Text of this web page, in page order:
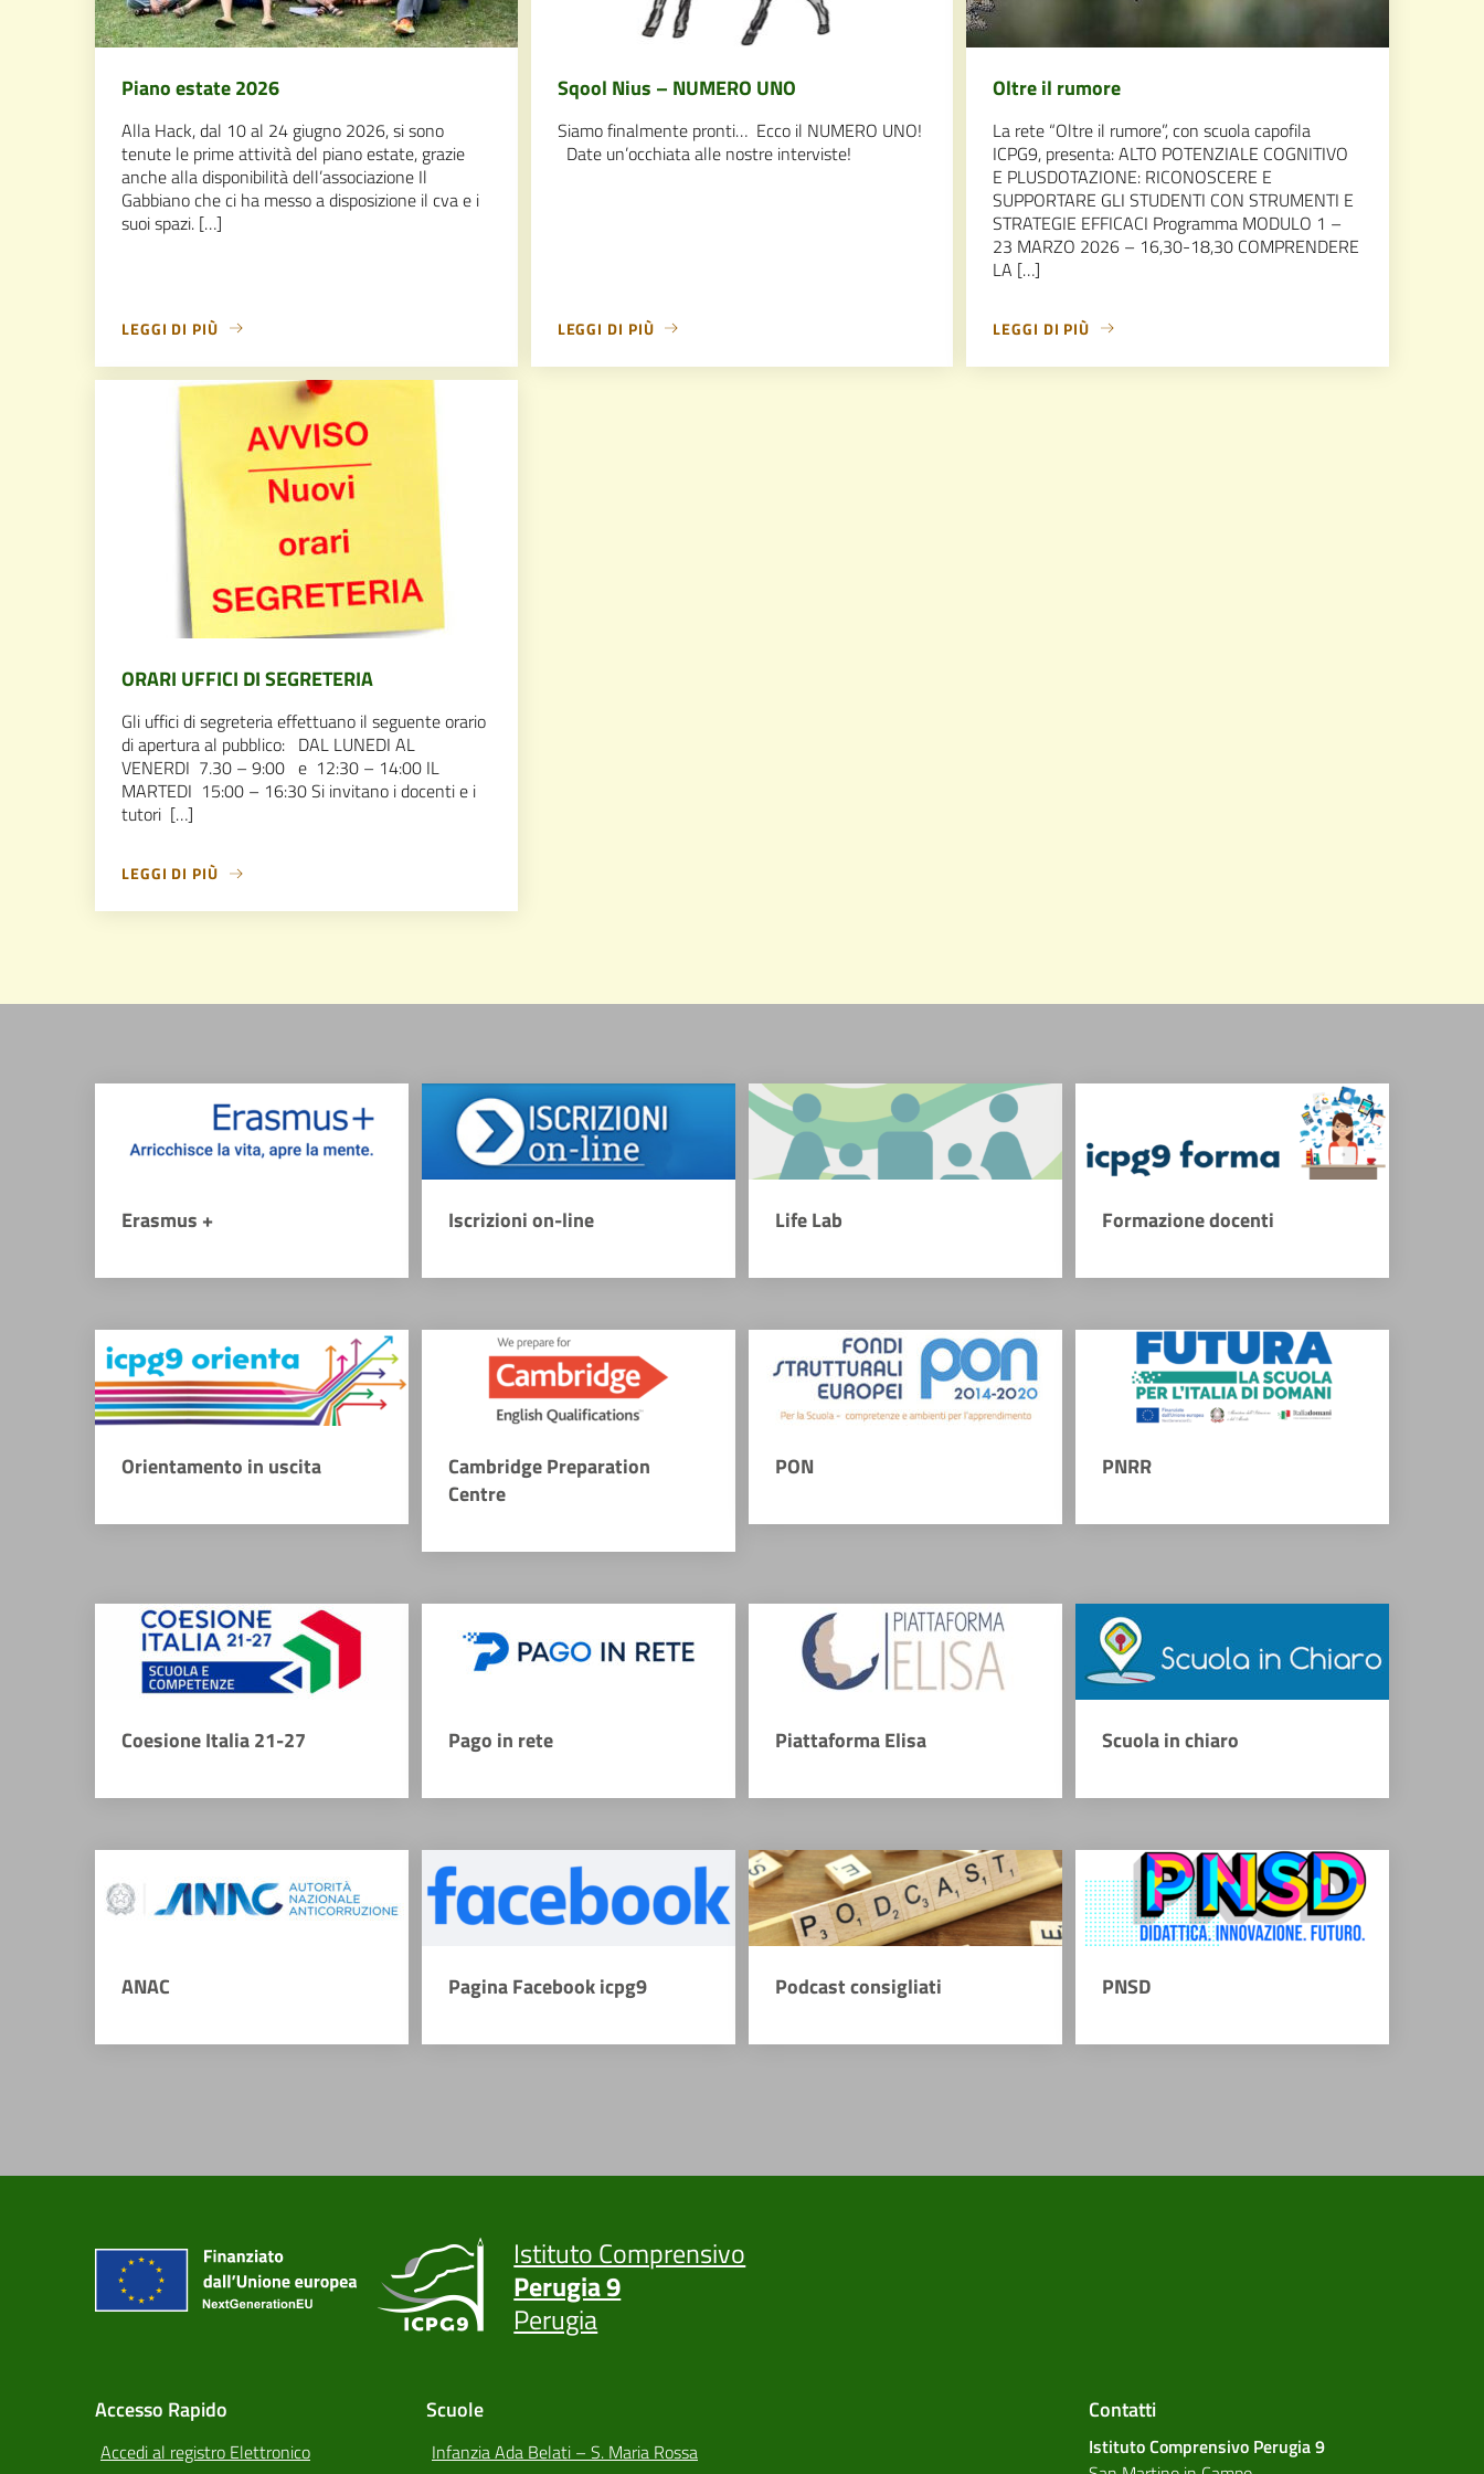
Piano estate 2026
Alla Hack, dal 10 al 24 giugno 2026, si sono
tenute le prime attività del piano estate, grazie
anche alla disponibilità dell’associazione Il
Gabbiano che ci ha messo a disposizione il cva e i
suoi spazi. […]
LEGGI DI PIÙ
Sqool Nius – NUMERO UNO
Siamo finalmente pronti… Ecco il NUMERO UNO!
Date un’occhiata alle nostre interviste!
LEGGI DI PIÙ
Oltre il rumore
La rete “Oltre il rumore”, con scuola capofila
ICPG9, presenta: ALTO POTENZIALE COGNITIVO
E PLUSDOTAZIONE: RICONOSCERE E
SUPPORTARE GLI STUDENTI CON STRUMENTI E
STRATEGIE EFFICACI Programma MODULO 1 –
23 MARZO 2026 – 16,30-18,30 COMPRENDERE
LA […]
LEGGI DI PIÙ
ORARI UFFICI DI SEGRETERIA
Gli uffici di segreteria effettuano il seguente orario
di apertura al pubblico: DAL LUNEDI AL
VENERDI 7.30 – 9:00 e 12:30 – 14:00 IL
MARTEDI 15:00 – 16:30 Si invitano i docenti e i
tutori […]
LEGGI DI PIÙ
Erasmus + Iscrizioni on-line Life Lab Formazione docenti
Orientamento in uscita
Cambridge Preparation
Centre
PON PNRR
Coesione Italia 21-27 Pago in rete Piattaforma Elisa Scuola in chiaro
ANAC Pagina Facebook icpg9 Podcast consigliati PNSD
Istituto Comprensivo
Perugia 9
Perugia
Accesso Rapido
Accedi al registro Elettronico
Scuole
Infanzia Ada Belati – S. Maria Rossa
Contatti
Istituto Comprensivo Perugia 9